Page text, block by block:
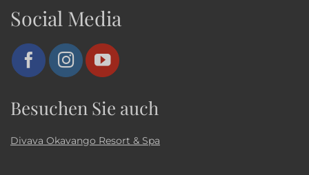
Social Media
Besuchen Sie auch
Divava Okavango Resort & Spa